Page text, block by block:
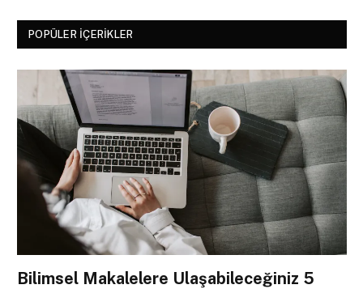
POPÜLER İÇERIKLER
Bilimsel Makalelere Ulaşabileceğiniz 5